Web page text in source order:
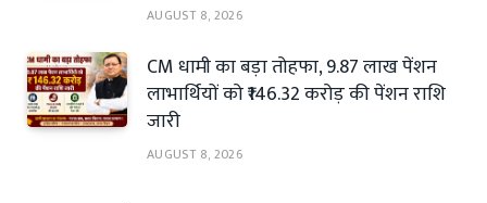
AUGUST 8, 2026
CM धामी का बड़ा तोहफा, 9.87 लाख पेंशन
लाभार्थियों को ₹146.32 करोड़ की पेंशन राशि
जारी
AUGUST 8, 2026